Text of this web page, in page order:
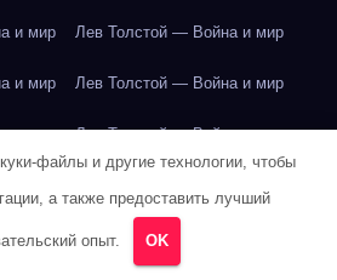
и мир Лев Толстой — Война и мир
и мир Лев Толстой — Война и мир
и мир Лев Толстой — Война и мир
и мир Лев Толстой — Война и мир
файлы и другие технологии, чтобы
а также предоставить лучший
опыт. OK